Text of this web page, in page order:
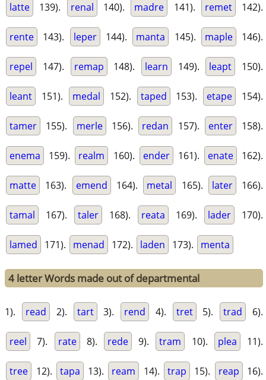
latte 139). renal 140). madre 141). remet 142).
rente 143). leper 144). manta 145). maple 146).
repel 147). remap 148). learn 149). leapt 150).
leant 151). medal 152). taped 153). etape 154).
tamer 155). merle 156). redan 157). enter 158).
enema 159). realm 160). ender 161). enate 162).
matte 163). emend 164). metal 165). later 166).
tamal 167). taler 168). reata 169). lader 170).
lamed 171). menad 172). laden 173). menta
4 letter Words made out of departmental
1). read 2). tart 3). rend 4). tret 5). trad 6).
reel 7). rate 8). rede 9). tram 10). plea 11).
tree 12). tapa 13). ream 14). trap 15). reap 16).